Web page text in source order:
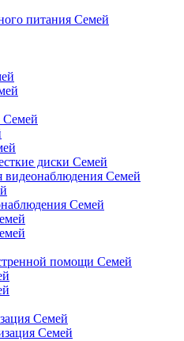
питания Семей
Семей
диски Семей
видеонаблюдения Семей
Семей
помощи Семей
Семей
Семей